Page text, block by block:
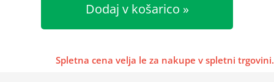
Dodaj v košarico
Spletna cena velja le za nakupe v spletni trgovini.